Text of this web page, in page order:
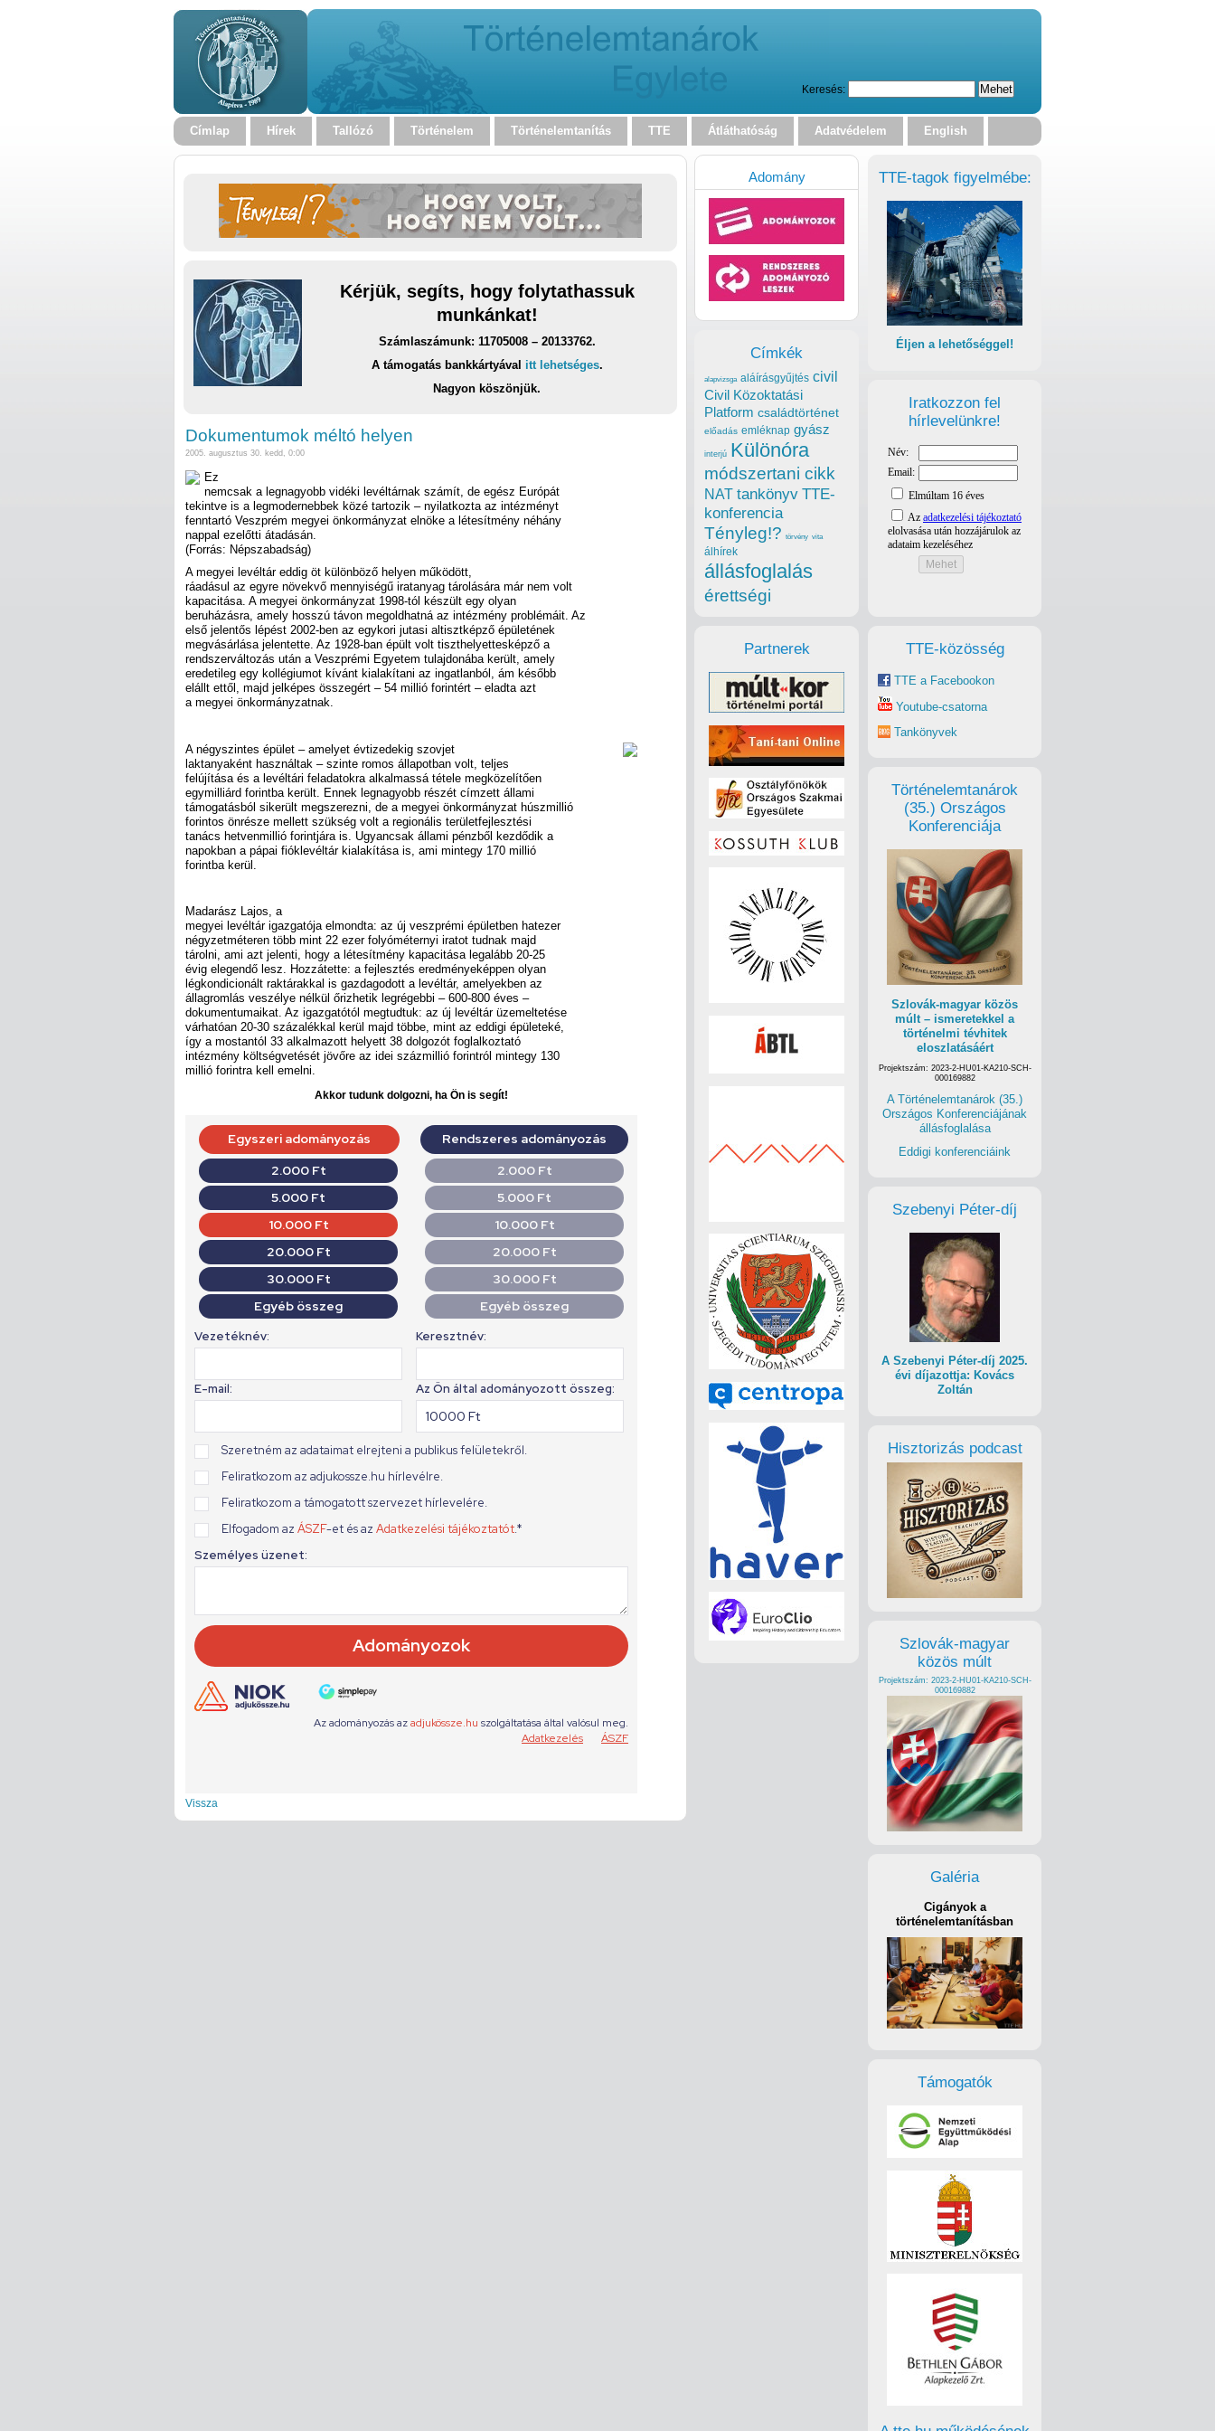
Keresés:
Címlap Hírek Tallózó Történelem Történelemtanítás TTE Átláthatóság Adatvédelem English
Kérjük, segíts, hogy folytathassuk
munkánkat!
Számlaszámunk: 11705008 – 20133762.
A támogatás bankkártyával itt lehetséges.
Nagyon köszönjük.
Dokumentumok méltó helyen
2005. augusztus 30. kedd, 0:00
Ez
nemcsak a legnagyobb vidéki levéltárnak számít, de egész Európát
tekintve is a legmodernebbek közé tartozik – nyilatkozta az intézményt
fenntartó Veszprém megyei önkormányzat elnöke a létesítmény néhány
nappal ezelőtti átadásán.
(Forrás: Népszabadság)
A megyei levéltár eddig öt különböző helyen működött,
ráadásul az egyre növekvő mennyiségű iratanyag tárolására már nem volt
kapacitása. A megyei önkormányzat 1998-tól készült egy olyan
beruházásra, amely hosszú távon megoldhatná az intézmény problémáit. Az
első jelentős lépést 2002-ben az egykori jutasi altisztképző épületének
megvásárlása jelentette. Az 1928-ban épült volt tiszthelyettesképző a
rendszerváltozás után a Veszprémi Egyetem tulajdonába került, amely
eredetileg egy kollégiumot kívánt kialakítani az ingatlanból, ám később
elállt ettől, majd jelképes összegért – 54 millió forintért – eladta azt
a megyei önkormányzatnak.
A négyszintes épület – amelyet évtizedekig szovjet
laktanyaként használtak – szinte romos állapotban volt, teljes
felújítása és a levéltári feladatokra alkalmassá tétele megközelítően
egymilliárd forintba került. Ennek legnagyobb részét címzett állami
támogatásból sikerült megszerezni, de a megyei önkormányzat húszmillió
forintos önrésze mellett szükség volt a regionális területfejlesztési
tanács hetvenmillió forintjára is. Ugyancsak állami pénzből kezdődik a
napokban a pápai fióklevéltár kialakítása is, ami mintegy 170 millió
forintba kerül.
Madarász Lajos, a
megyei levéltár igazgatója elmondta: az új veszprémi épületben hatezer
négyzetméteren több mint 22 ezer folyóméternyi iratot tudnak majd
tárolni, ami azt jelenti, hogy a létesítmény kapacitása legalább 20-25
évig elegendő lesz. Hozzátette: a fejlesztés eredményeképpen olyan
légkondicionált raktárakkal is gazdagodott a levéltár, amelyekben az
állagromlás veszélye nélkül őrizhetik legrégebbi – 600-800 éves –
dokumentumaikat. Az igazgatótól megtudtuk: az új levéltár üzemeltetése
várhatóan 20-30 százalékkal kerül majd többe, mint az eddigi épületeké,
így a mostantól 33 alkalmazott helyett 38 dolgozót foglalkoztató
intézmény költségvetését jövőre az idei százmillió forintról mintegy 130
millió forintra kell emelni.
Akkor tudunk dolgozni, ha Ön is segít!
Vissza
TTE-tagok figyelmébe:
Éljen a lehetőséggel!
Iratkozzon fel
hírlevelünkre!
TTE-közösség
TTE a Facebookon
Youtube-csatorna
Tankönyvek
Történelemtanárok
(35.) Országos
Konferenciája
Szlovák-magyar közös
múlt – ismeretekkel a
történelmi tévhitek
eloszlatásáért
Projektszám: 2023-2-HU01-KA210-SCH-
000169882
A Történelemtanárok (35.)
Országos Konferenciájának
állásfoglalása
Eddigi konferenciáink
Szebenyi Péter-díj
A Szebenyi Péter-díj 2025.
évi díjazottja: Kovács
Zoltán
Hisztorizás podcast
Szlovák-magyar
közös múlt
Projektszám: 2023-2-HU01-KA210-SCH-
000169882
Galéria
Cigányok a
történelemtanításban
Támogatók
Adomány
Címkék
alapvizsga aláírásgyűjtés civil
Civil Közoktatási
Platform családtörténet
előadás emléknap gyász
interjú Különóra
módszertani cikk
NAT tankönyv TTE-
konferencia
Tényleg!? törvény vita
álhírek
állásfoglalás
érettségi
Partnerek